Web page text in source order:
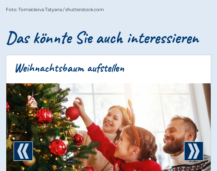
Foto: Tomsickova Tatyana / shutterstock.com
Das könnte Sie auch interessieren
Weihnachtsbaum aufstellen